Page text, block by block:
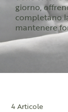
giorno,
completano
mantenere
4Articole